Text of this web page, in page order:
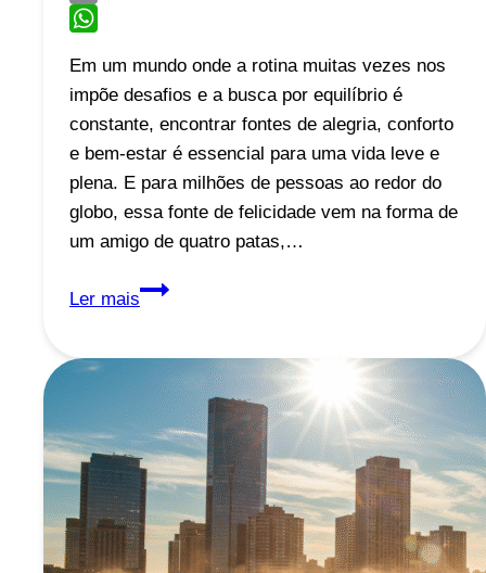
Em um mundo onde a rotina muitas vezes nos
impõe desafios e a busca por equilíbrio é
constante, encontrar fontes de alegria, conforto
e bem-estar é essencial para uma vida leve e
plena. E para milhões de pessoas ao redor do
globo, essa fonte de felicidade vem na forma de
um amigo de quatro patas,…
Ler mais
O
dos
Pets:
Como
Animais
Melhoram
Sua
Vida